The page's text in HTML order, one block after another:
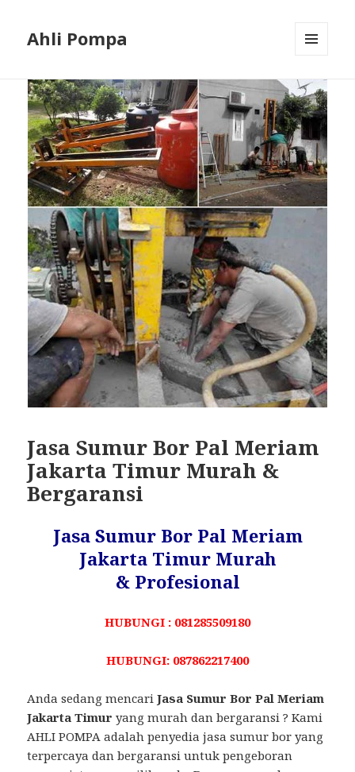
Ahli Pompa
WIDGETS
Jasa Sumur Bor Pal Meriam
Jakarta Timur Murah &
Bergaransi
Jasa Sumur Bor Pal Meriam
Jakarta Timur Murah
& Profesional
HUBUNGI : 081285509180
HUBUNGI: 087862217400
Anda sedang mencariJasa Sumur Bor Pal Meriam
Jakarta Timur yang murah dan bergaransi ? Kami
AHLI POMPA adalah penyedia jasa sumur bor yang
terpercaya dan bergaransi untuk pengeboran